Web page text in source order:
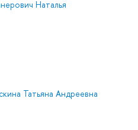
Наталья
Татьяна Андреевна